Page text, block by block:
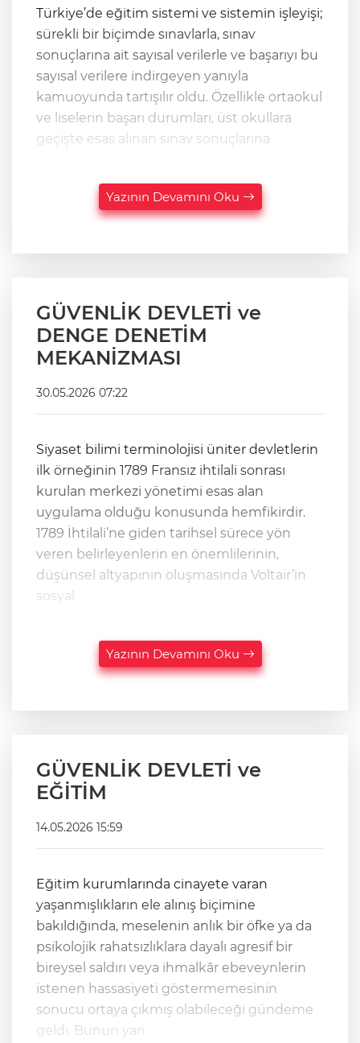
Türkiye’de eğitim sistemi ve sistemin işleyişi;
sürekli bir biçimde sınavlarla, sınav
sonuçlarına ait sayısal verilerle ve başarıyı bu
sayısal verilere indirgeyen yanıyla
kamuoyunda tartışılır oldu. Özellikle ortaokul
ve liselerin başarı durumları, üst okullara
geçişte esas alınan sınav sonuçlarına
Yazının Devamını Oku
GÜVENLİK DEVLETİ ve
DENGE DENETİM
MEKANİZMASI
30.05.2026 07:22
Siyaset bilimi terminolojisi üniter devletlerin
ilk örneğinin 1789 Fransız ihtilali sonrası
kurulan merkezi yönetimi esas alan
uygulama olduğu konusunda hemfikirdir.
1789 İhtilali’ne giden tarihsel sürece yön
veren belirleyenlerin en önemlilerinin,
düşünsel altyapının oluşmasında Voltair’in
sosyal
Yazının Devamını Oku
GÜVENLİK DEVLETİ ve
EĞİTİM
14.05.2026 15:59
Eğitim kurumlarında cinayete varan
yaşanmışlıkların ele alınış biçimine
bakıldığında, meselenin anlık bir öfke ya da
psikolojik rahatsızlıklara dayalı agresif bir
bireysel saldırı veya ihmalkâr ebeveynlerin
istenen hassasiyeti göstermemesinin
sonucu ortaya çıkmış olabileceği gündeme
geldi. Bunun yan